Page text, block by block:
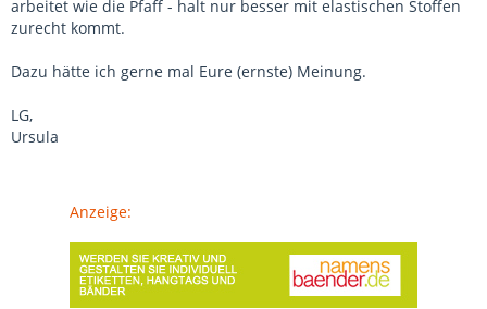
arbeitet wie die Pfaff - halt nur besser mit elastischen Stoffen
zurecht kommt.
Dazu hätte ich gerne mal Eure (ernste) Meinung.
LG,
Ursula
Anzeige: